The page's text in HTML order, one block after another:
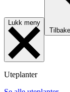
Lukk meny
Uteplanter